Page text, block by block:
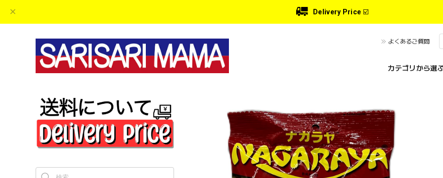
Delivery Price ☑️
よくあるご質問
カテゴリから選